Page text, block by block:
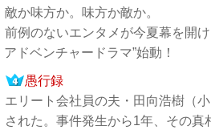
敵か味方か。味方か敵か。
前例のないエンタメが今夏幕を開け
アドベンチャードラマ”始動！
愚行録
エリート会社員の夫・田向浩樹（
された。事件発生から1年、その